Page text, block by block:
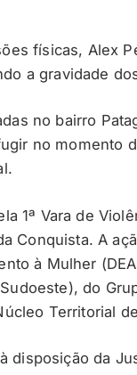
físicas, Alex
a gravidade
no bairro
no momento
1ª Vara de
Conquista. A
à Mulher
do
Territorial
disposição da